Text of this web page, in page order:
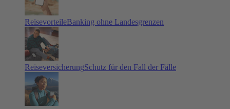
ReisevorteileBanking ohne Landesgrenzen
ReiseversicherungSchutz für den Fall der Fälle